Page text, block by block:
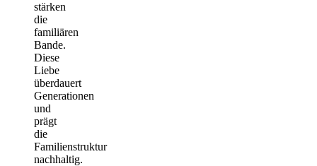
stärken
die
familiären
Bande.
Diese
Liebe
überdauert
Generationen
und
prägt
die
Familienstruktur
nachhaltig.